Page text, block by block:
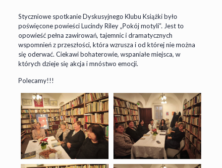
Styczniowe spotkanie Dyskusyjnego Klubu Książki było
poświęcone powieści Lucindy Riley „Pokój motyli”. Jest to
opowieść pełna zawirowań, tajemnic i dramatycznych
wspomnień z przeszłości, która wzrusza i od której nie można
się oderwać. Ciekawi bohaterowie, wspaniałe miejsca, w
których dzieje się akcja i mnóstwo emocji.
Polecamy!!!